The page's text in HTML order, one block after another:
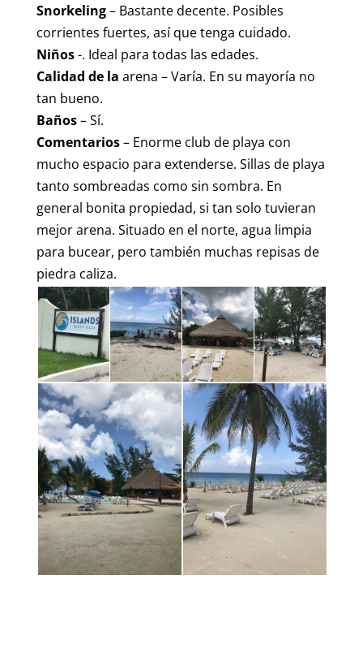
Snorkeling– Bastante decente. Posibles
corrientes fuertes, así que tenga cuidado.
Niños-. Ideal para todas las edades.
Calidad de la arena – Varía. En su mayoría no
tan bueno.
Baños– Sí.
Comentarios– Enorme club de playa con
mucho espacio para extenderse. Sillas de playa
tanto sombreadas como sin sombra. En
general bonita propiedad, si tan solo tuvieran
mejor arena. Situado en el norte, agua limpia
para bucear, pero también muchas repisas de
piedra caliza.